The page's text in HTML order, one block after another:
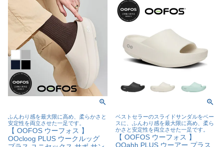
ふんわり感を最大限に高め、柔らかさと
安定性を両立させた一足です。
【 OOFOS ウーフォス 】
OOcloog PLUS ウークルッグ
ベストセラーのスライドサンダルをベー
スに、ふんわり感を最大限に高め、柔ら
かさと安定性を両立させた一足です。
【 OOFOS ウーフォス 】
OOahh PLUS ウーアー プラス